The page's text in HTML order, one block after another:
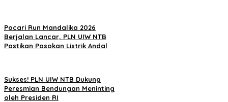
Pocari Run Mandalika 2026
Berjalan Lancar, PLN UIW NTB
Pastikan Pasokan Listrik Andal
Sukses! PLN UIW NTB Dukung
Peresmian Bendungan Meninting
oleh Presiden RI